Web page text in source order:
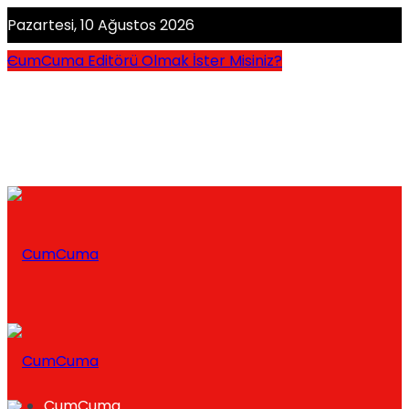
Pazartesi, 10 Ağustos 2026
CumCuma Editörü Olmak İster Misiniz?